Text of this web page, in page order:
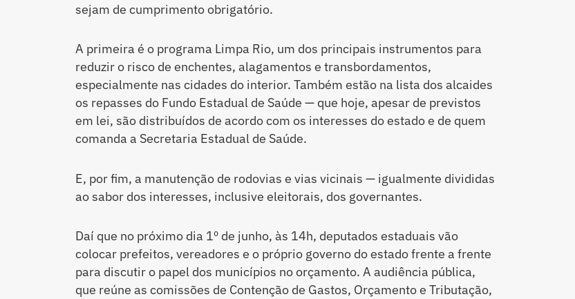
sejam de cumprimento obrigatório.
A primeira é o programa Limpa Rio, um dos principais instrumentos para
reduzir o risco de enchentes, alagamentos e transbordamentos,
especialmente nas cidades do interior. Também estão na lista dos alcaides
os repasses do Fundo Estadual de Saúde — que hoje, apesar de previstos
em lei, são distribuídos de acordo com os interesses do estado e de quem
comanda a Secretaria Estadual de Saúde.
E, por fim, a manutenção de rodovias e vias vicinais — igualmente divididas
ao sabor dos interesses, inclusive eleitorais, dos governantes.
Daí que no próximo dia 1º de junho, às 14h, deputados estaduais vão
colocar prefeitos, vereadores e o próprio governo do estado frente a frente
para discutir o papel dos municípios no orçamento. A audiência pública,
que reúne as comissões de Contenção de Gastos, Orçamento e Tributação,